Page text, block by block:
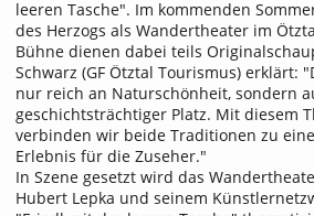
leeren Tasche". Im kommenden
des Herzogs als Wandertheater im
Bühne dienen dabei teils
Schwarz (GF Ötztal Tourismus) erklärt:
nur reich an Naturschönheit, sondern
geschichtsträchtiger Platz. Mit diesem
verbinden wir beide Traditionen zu
Erlebnis für die Zuseher."
In Szene gesetzt wird das
Hubert Lepka und seinem